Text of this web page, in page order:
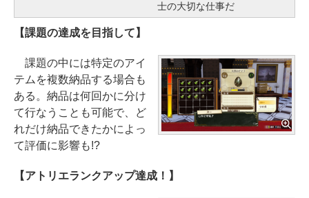
士の大切な仕事だ
【課題の達成を目指して】
課題の中には特定のアイ
テムを複数納品する場合も
ある。納品は何回かに分け
て行なうことも可能で、ど
れだけ納品できたかによっ
て評価に影響も!?
【アトリエランクアップ達成！】